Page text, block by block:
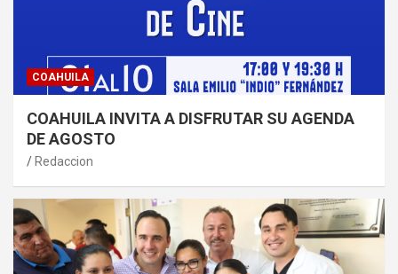
COAHUILA
COAHUILA INVITA A DISFRUTAR SU AGENDA
DE AGOSTO
Redaccion